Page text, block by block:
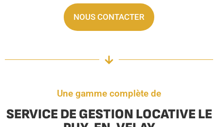
NOUS CONTACTER
Une gamme complète de
SERVICE DE GESTION LOCATIVE LE